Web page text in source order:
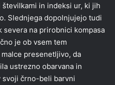
in indeksi ur, ki jih
Slednjega dopolnjujejo tudi
na prirobnici kompasa
je ob vsem tem
presenetljivo, da
ustrezno obarvana in
svoji črno-beli barvni